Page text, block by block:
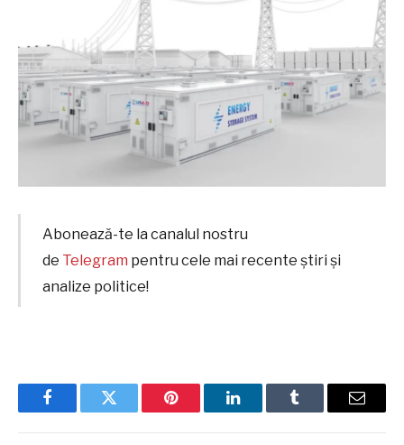
Abonează-te la canalul nostru
de Telegram pentru cele mai recente știri și
analize politice!
FacebookTwitter Pinterest LinkedInTumblr Email